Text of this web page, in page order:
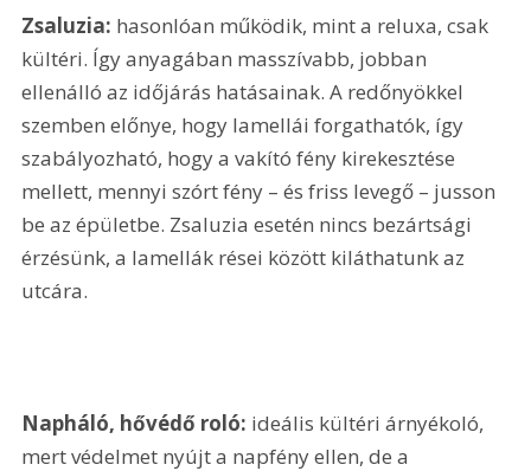
Zsaluzia: hasonlóan működik, mint a reluxa, csak
kültéri. Így anyagában masszívabb, jobban
ellenálló az időjárás hatásainak. A redőnyökkel
szemben előnye, hogy lamellái forgathatók, így
szabályozható, hogy a vakító fény kirekesztése
mellett, mennyi szórt fény – és friss levegő – jusson
be az épületbe. Zsaluzia esetén nincs bezártsági
érzésünk, a lamellák rései között kiláthatunk az
utcára.
Napháló, hővédő roló: ideális kültéri árnyékoló,
mert védelmet nyújt a napfény ellen, de a